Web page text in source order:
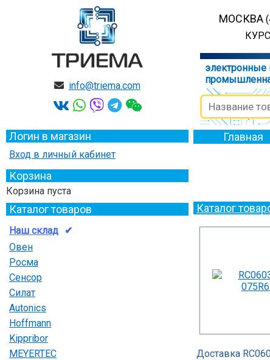
info@triema.com
МОСКВА
Логин в магазин
Вход в личный кабинет
Корзина
Корзина пуста
Каталог товаров
Наш склад
Овен
Росма
Сенсор
Силат
Autonics
Hoffmann
Kippribor
MEYERTEC
Главная
Каталог
Доставка